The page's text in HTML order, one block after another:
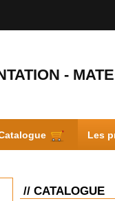
-
Les
// CATALOGUE